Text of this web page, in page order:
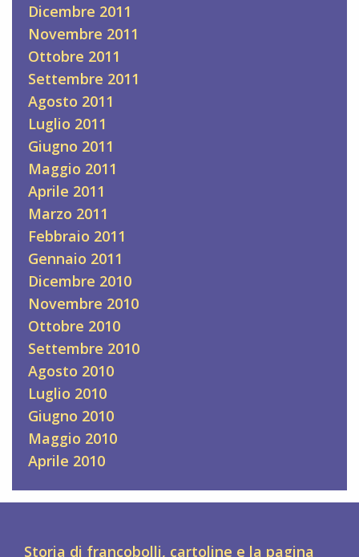
Dicembre 2011
Novembre 2011
Ottobre 2011
Settembre 2011
Agosto 2011
Luglio 2011
Giugno 2011
Maggio 2011
Aprile 2011
Marzo 2011
Febbraio 2011
Gennaio 2011
Dicembre 2010
Novembre 2010
Ottobre 2010
Settembre 2010
Agosto 2010
Luglio 2010
Giugno 2010
Maggio 2010
Aprile 2010
Storia di francobolli, cartoline e la pagina